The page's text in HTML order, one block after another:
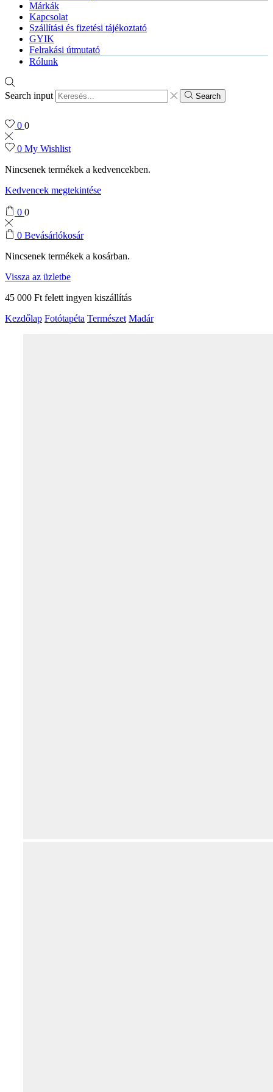
Márkák
Kapcsolat
Szállítási és fizetési tájékoztató
GYIK
Felrakási útmutató
Rólunk
Search input Search
0 0
0 My Wishlist
Nincsenek termékek a kedvencekben.
Kedvencek megtekintése
0 0
0 Bevásárlókosár
Nincsenek termékek a kosárban.
Vissza az üzletbe
45 000 Ft felett ingyen kiszállítás
Kezdőlap Fotótapéta Természet Madár